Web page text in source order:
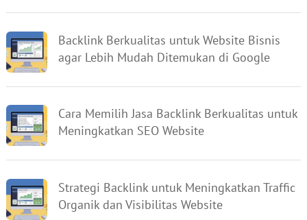
Backlink Berkualitas untuk Website Bisnis
agar Lebih Mudah Ditemukan di Google
Cara Memilih Jasa Backlink Berkualitas untuk
Meningkatkan SEO Website
Strategi Backlink untuk Meningkatkan Traffic
Organik dan Visibilitas Website